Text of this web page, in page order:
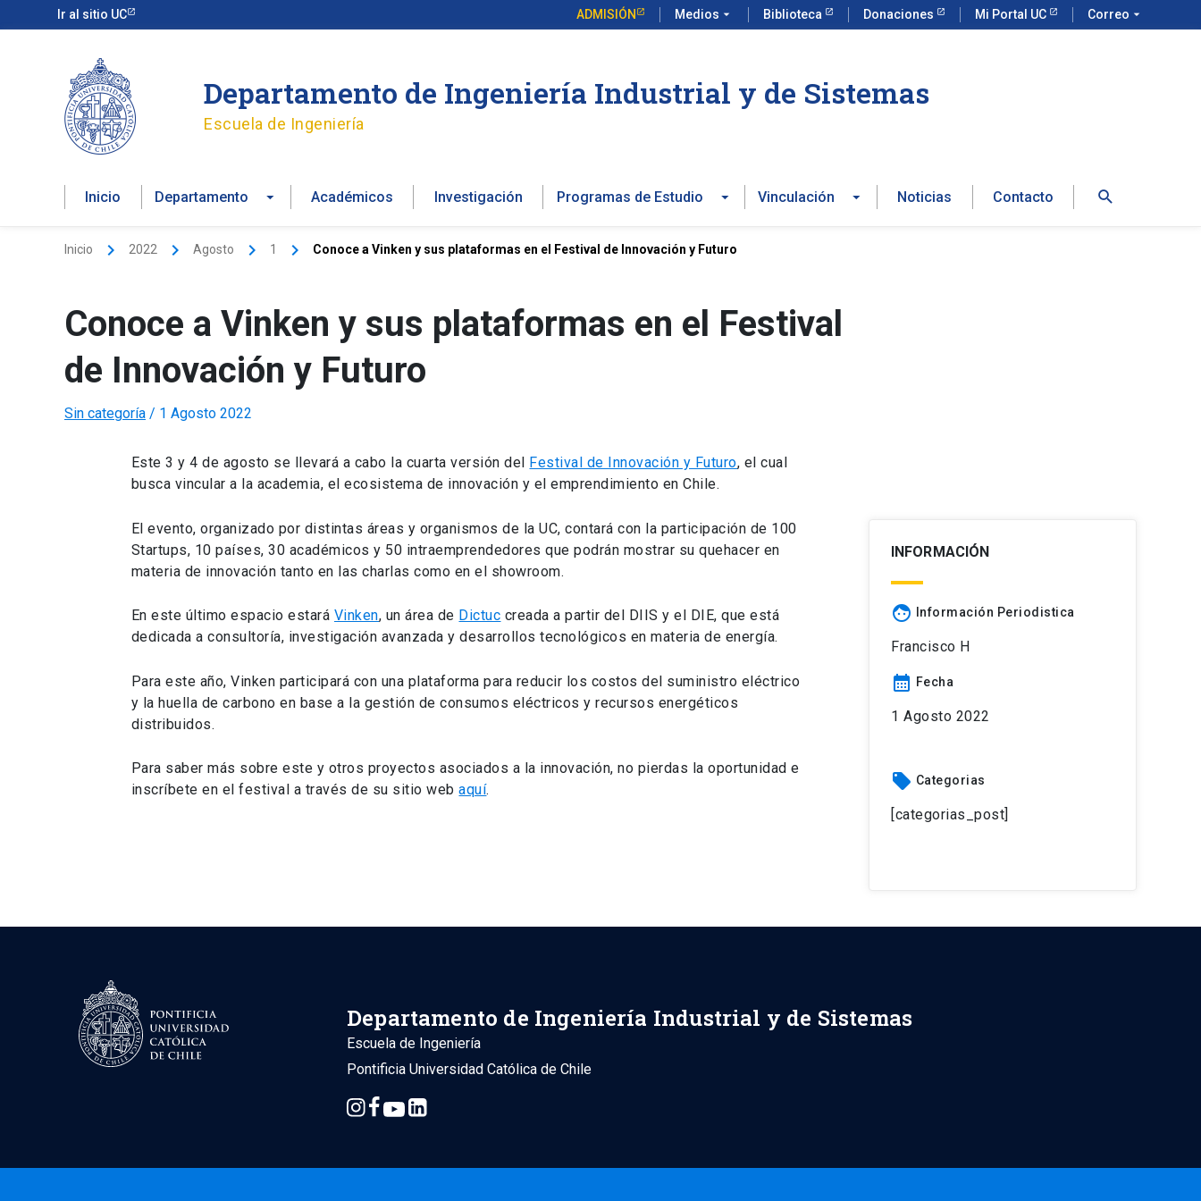
Ir al sitio UC ADMISIÓN Medios arrow_drop_down Biblioteca Donaciones Mi Portal UC Correo arrow_drop_down
al
Departamento de Ingeniería Industrial y de Sistemas
Escuela de Ingeniería
Inicio Departamento Académicos Investigación Programas de Estudio Vinculación Noticias Contacto Buscar
Inicio 2022 Agosto 1 Conoce a Vinken y sus plataformas en el Festival de Innovación y Futuro
Conoce a Vinken y sus plataformas en el Festival
de Innovación y Futuro
Sin categoría / 1 Agosto 2022
Este 3 y 4 de agosto se llevará a cabo la cuarta versión del Festival de Innovación y Futuro, el cual
busca vincular a la academia, el ecosistema de innovación y el emprendimiento en Chile.
El evento, organizado por distintas áreas y organismos de la UC, contará con la participación de 100
Startups, 10 países, 30 académicos y 50 intraemprendedores que podrán mostrar su quehacer en
materia de innovación tanto en las charlas como en el showroom.
En este último espacio estará Vinken, un área de Dictuc creada a partir del DIIS y el DIE, que está
dedicada a consultoría, investigación avanzada y desarrollos tecnológicos en materia de energía.
Para este año, Vinken participará con una plataforma para reducir los costos del suministro eléctrico
y la huella de carbono en base a la gestión de consumos eléctricos y recursos energéticos
distribuidos.
Para saber más sobre este y otros proyectos asociados a la innovación, no pierdas la oportunidad e
inscríbete en el festival a través de su sitio webaquí.
INFORMACIÓN
face Información Periodistica
Francisco H
calendar_month Fecha
1 Agosto 2022
local_offer Categorias
[categorias_post]
Departamento de Ingeniería Industrial y de Sistemas
Escuela de Ingeniería
Pontificia Universidad Católica de Chile